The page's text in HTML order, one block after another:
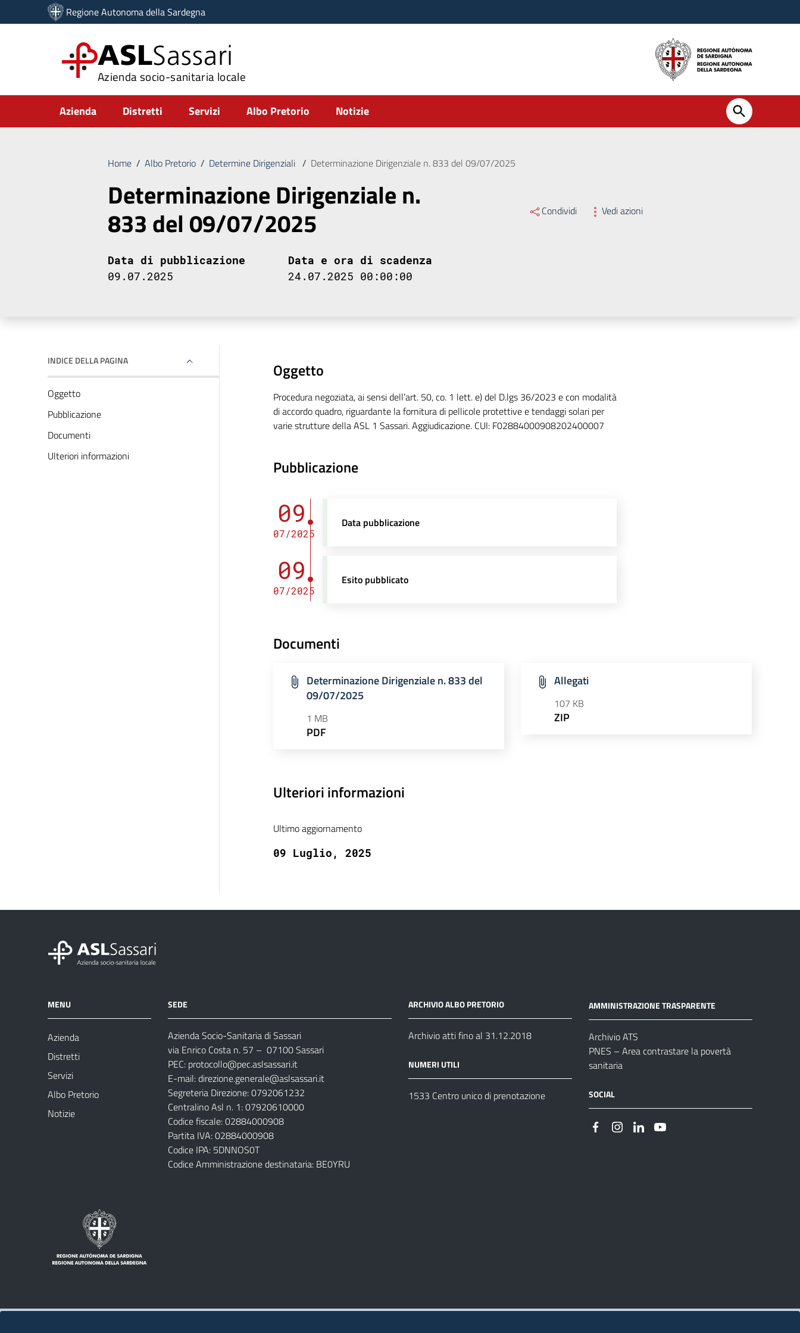
Vai ai contenuti
Vai al menu di navigazione
Regione Autonoma della Sardegna
ASLSassari
Azienda socio-sanitaria locale
Submenu
Azienda Distretti Servizi Albo Pretorio Notizie
Home / Albo Pretorio / Determine Dirigenziali / Determinazione Dirigenziale n. 833 del 09/07/2025
Determinazione Dirigenziale n.
833 del 09/07/2025 Condividi Vedi azioni
Data di pubblicazione
09.07.2025
Data e ora di scadenza
24.07.2025 00:00:00
INDICE DELLA PAGINA
Oggetto
Pubblicazione
Documenti
Ulteriori informazioni
Oggetto
Procedura negoziata, ai sensi dell’art. 50, co. 1 lett. e) del D.lgs 36/2023 e con modalità
di accordo quadro, riguardante la fornitura di pellicole protettive e tendaggi solari per
varie strutture della ASL 1 Sassari. Aggiudicazione. CUI: F02884000908202400007
Pubblicazione
09
07/2025
Data pubblicazione
09
07/2025
Esito pubblicato
Documenti
Determinazione Dirigenziale n. 833 del
09/07/2025
1 MB
PDF
Allegati
107 KB
ZIP
Ulteriori informazioni
Ultimo aggiornamento
09 Luglio, 2025
MENU
Azienda
Distretti
Servizi
Albo Pretorio
Notizie
SEDE
Azienda Socio-Sanitaria di Sassari
via Enrico Costa n. 57 – 07100 Sassari
PEC: protocollo@pec.aslsassari.it
E-mail:direzione.generale@aslsassari.it
Segreteria Direzione: 0792061232
Centralino Asl n. 1: 07920610000
Codice fiscale: 02884000908
Partita IVA: 02884000908
Codice IPA: 5DNNOS0T
Codice Amministrazione destinataria: BE0YRU
ARCHIVIO ALBO PRETORIO
Archivio atti fino al 31.12.2018
NUMERI UTILI
1533 Centro unico di prenotazione
AMMINISTRAZIONE TRASPARENTE
Archivio ATS
PNES – Area contrastare la povertà
sanitaria
SOCIAL